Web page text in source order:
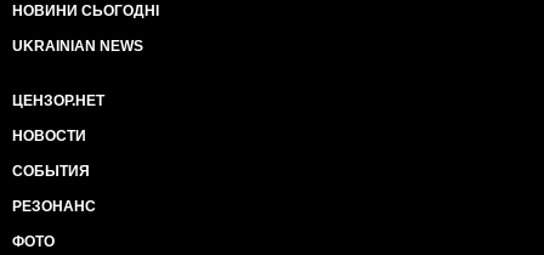
НОВИНИ СЬОГОДНІ
UKRAINIAN NEWS
ЦЕНЗОР.НЕТ
НОВОСТИ
СОБЫТИЯ
РЕЗОНАНС
ФОТО